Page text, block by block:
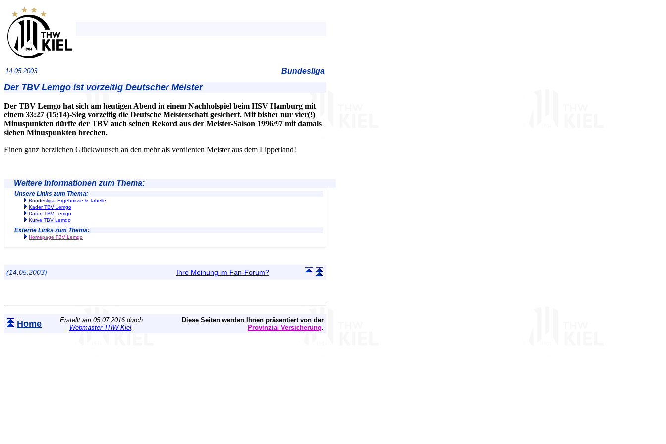
14.05.2003 Bundesliga
Der TBV Lemgo ist vorzeitig Deutscher Meister
Der TBV Lemgo hat sich am heutigen Abend in einem Nachholspiel beim HSV Hamburg mit
einem 33:27 (15:14)-Sieg vorzeitig die Deutsche Meisterschaft gesichert. Mit bisher nur vier(!)
Minuspunkten dürfte der TBV auch seinen Rekord aus der Meister-Saison 1996/97 mit damals
sieben Minuspunkten brechen.
Einen ganz herzlichen Glückwunsch an den mehr als verdienten Meister aus dem Lipperland!
Weitere Informationen zum Thema:
Unsere Links zum Thema:
Bundesliga: Ergebnisse & Tabelle
Kader TBV Lemgo
Daten TBV Lemgo
Kurve TBV Lemgo
Externe Links zum Thema:
Homepage TBV Lemgo
(14.05.2003) Ihre Meinung im Fan-Forum?
Home
Erstellt am 05.07.2016 durch
Webmaster THW Kiel.
Diese Seiten werden Ihnen präsentiert von der
Provinzial Versicherung.